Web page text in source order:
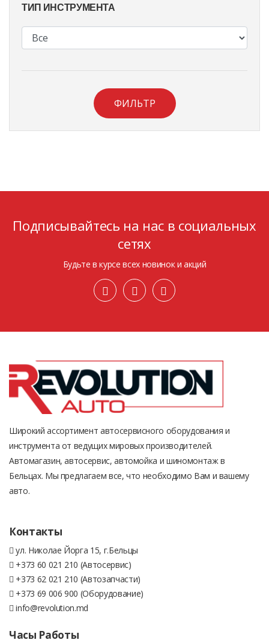
ТИП ИНСТРУМЕНТА
ФИЛЬТР
Подписывайтесь на нас в социальных
сетях
Будьте в курсе всех новинок и акций
Широкий ассортимент автосервисного оборудования и
инструмента от ведущих мировых производителей.
Автомагазин, автосервис, автомойка и шиномонтаж в
Бельцах. Мы предлагаем все, что необходимо Вам и вашему
авто.
Контакты
ул. Николае Йорга 15, г.Бельцы
+373 60 021 210 (Автосервис)
+373 62 021 210 (Автозапчасти)
+373 69 006 900 (Оборудование)
info@revolution.md
Часы Работы